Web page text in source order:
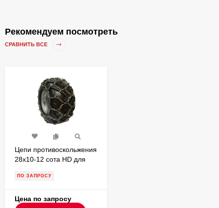
Рекомендуем посмотреть
СРАВНИТЬ ВСЕ
Цепи противоскольжения
28x10-12 сота HD для
К2810SHD5
ПО ЗАПРОСУ
Цена по запросу